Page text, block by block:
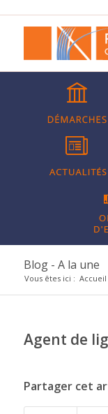
Blog - A la une
Vous êtes ici : Accueil
Agent de
Partager cet